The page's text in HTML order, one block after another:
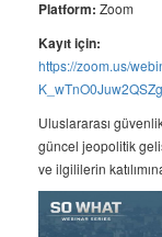
Platform: Zoom
Kayıt için:
https://zoom.us/
Uluslararası
güncel jeopolitik
ve ilgililerin